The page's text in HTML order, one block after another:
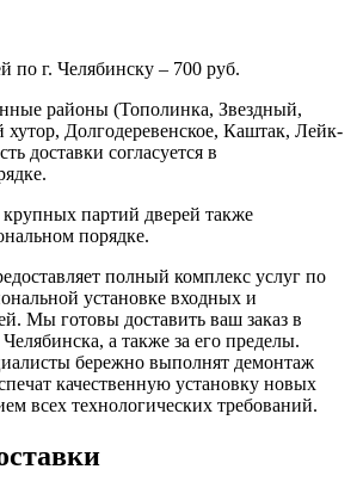
по г. Челябинску – 700 руб.
районы (Тополинка, Звездный,
Долгодеревенское, Каштак, Лейк-
доставки согласуется в
партий дверей также
порядке.
полный комплекс услуг по
установке входных и
Мы готовы доставить ваш заказ в
а также за его пределы.
бережно выполнят демонтаж
качественную установку новых
всех технологических требований.